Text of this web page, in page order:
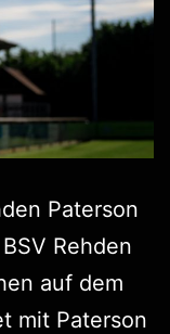
Paterson
Rehden
auf dem
mit Paterson